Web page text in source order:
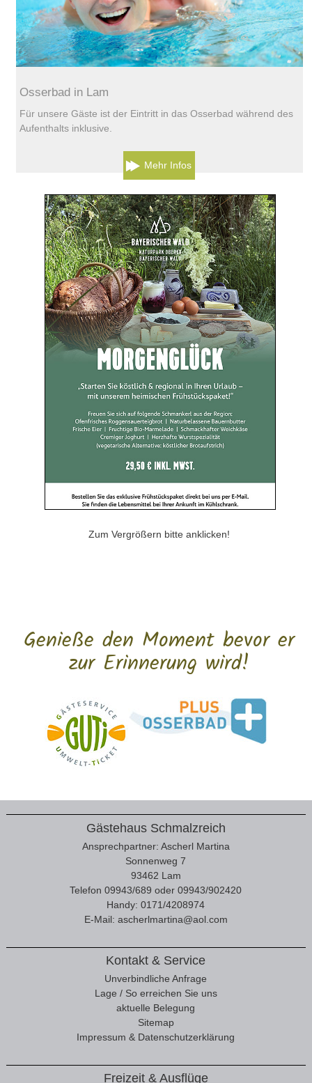
Osserbad in Lam
Für unsere Gäste ist der Eintritt in das Osserbad während des
Aufenthalts inklusive.
Mehr Infos
Zum Vergrößern bitte anklicken!
Genieße den Moment bevor er
zur Erinnerung wird!
Gästehaus Schmalzreich
Ansprechpartner: Ascherl Martina
Sonnenweg 7
93462 Lam
Telefon 09943/689 oder 09943/902420
Handy: 0171/4208974
E-Mail: ascherlmartina@aol.com
Kontakt & Service
Unverbindliche Anfrage
Lage / So erreichen Sie uns
aktuelle Belegung
Sitemap
Impressum & Datenschutzerklärung
Freizeit & Ausflüge